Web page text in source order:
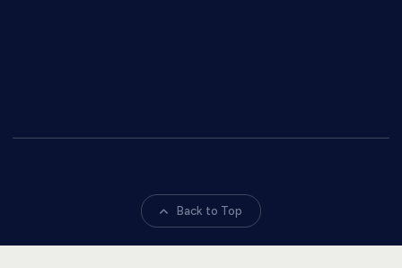
Back to Top